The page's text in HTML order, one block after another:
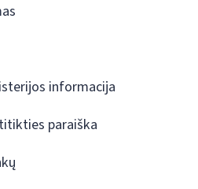
informacija
paraiška